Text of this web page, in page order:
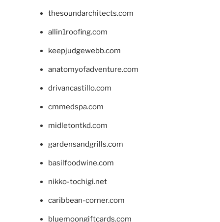
thesoundarchitects.com
allin1roofing.com
keepjudgewebb.com
anatomyofadventure.com
drivancastillo.com
cmmedspa.com
midletontkd.com
gardensandgrills.com
basilfoodwine.com
nikko-tochigi.net
caribbean-corner.com
bluemoongiftcards.com